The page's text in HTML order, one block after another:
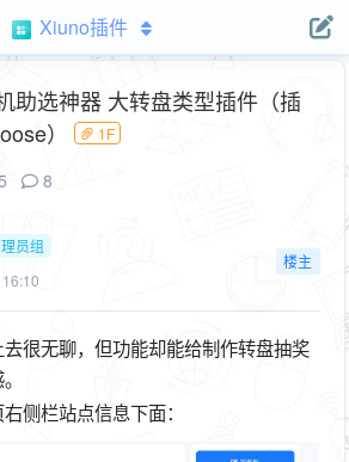
Xiuno插件
助选神器 大转盘类型插件（插
）
1F
8
员组
楼主
很无聊，但功能却能给制作转盘抽奖
侧栏站点信息下面：